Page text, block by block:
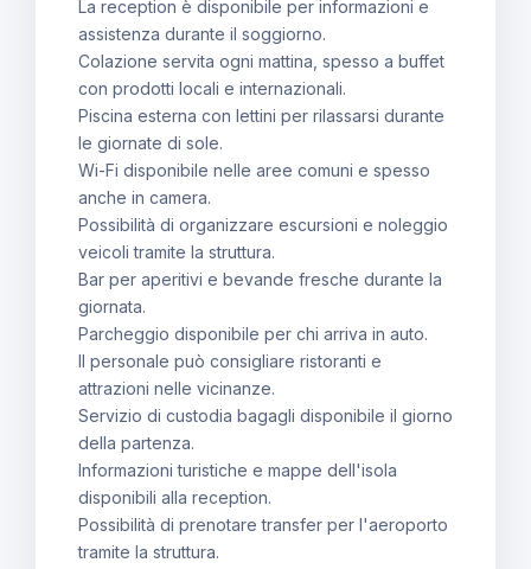
La reception è disponibile per informazioni e
assistenza durante il soggiorno.
Colazione servita ogni mattina, spesso a buffet
con prodotti locali e internazionali.
Piscina esterna con lettini per rilassarsi durante
le giornate di sole.
Wi-Fi disponibile nelle aree comuni e spesso
anche in camera.
Possibilità di organizzare escursioni e noleggio
veicoli tramite la struttura.
Bar per aperitivi e bevande fresche durante la
giornata.
Parcheggio disponibile per chi arriva in auto.
Il personale può consigliare ristoranti e
attrazioni nelle vicinanze.
Servizio di custodia bagagli disponibile il giorno
della partenza.
Informazioni turistiche e mappe dell'isola
disponibili alla reception.
Possibilità di prenotare transfer per l'aeroporto
tramite la struttura.